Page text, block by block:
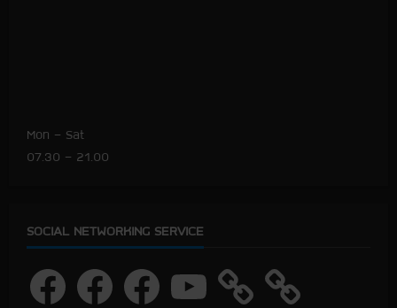
Mon – Sat
07.30 – 21.00
SOCIAL NETWORKING SERVICE
a
a
a
Y
u